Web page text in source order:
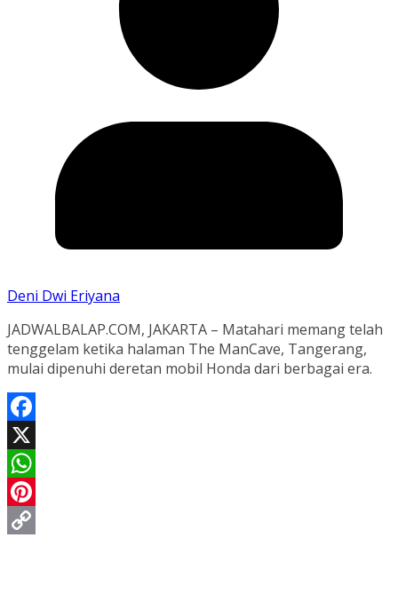
Deni Dwi Eriyana
JADWALBALAP.COM, JAKARTA – Matahari memang telah
tenggelam ketika halaman The ManCave, Tangerang,
mulai dipenuhi deretan mobil Honda dari berbagai era.
Facebook
X
WhatsApp
Pinterest